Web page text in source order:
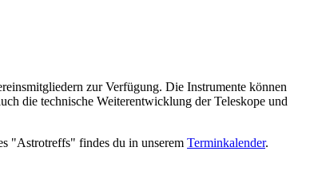
zur Verfügung. Die Instrumente können
die technische Weiterentwicklung der Teleskope und
"Astrotreffs" findes du in unserem Terminkalender.